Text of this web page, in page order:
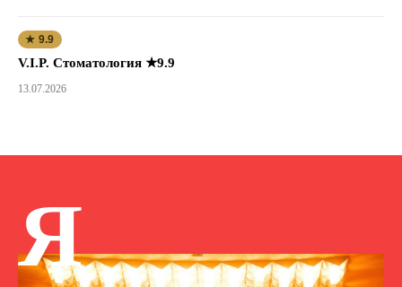
★ 9.9
V.I.P. Стоматология ★9.9
13.07.2026
Я